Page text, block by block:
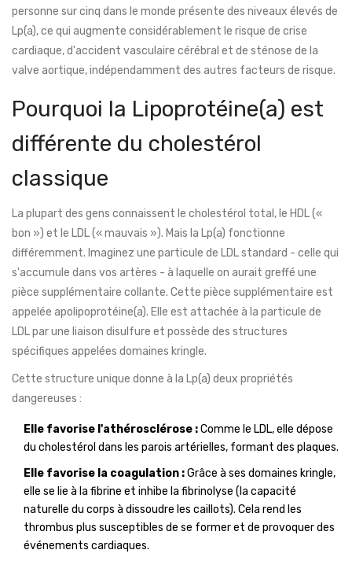
personne sur cinq dans le monde présente des niveaux élevés de
Lp(a), ce qui augmente considérablement le risque de crise
cardiaque, d'accident vasculaire cérébral et de sténose de la
valve aortique, indépendamment des autres facteurs de risque.
Pourquoi la Lipoprotéine(a) est
différente du cholestérol
classique
La plupart des gens connaissent le cholestérol total, le HDL («
bon ») et le LDL (« mauvais »). Mais la Lp(a) fonctionne
différemment. Imaginez une particule de LDL standard - celle qui
s'accumule dans vos artères - à laquelle on aurait greffé une
pièce supplémentaire collante. Cette pièce supplémentaire est
appelée apolipoprotéine(a). Elle est attachée à la particule de
LDL par une liaison disulfure et possède des structures
spécifiques appelées domaines kringle.
Cette structure unique donne à la Lp(a) deux propriétés
dangereuses :
Elle favorise l'athérosclérose :Comme le LDL, elle dépose
du cholestérol dans les parois artérielles, formant des plaques.
Elle favorise la coagulation :Grâce à ses domaines kringle,
elle se lie à la fibrine et inhibe la fibrinolyse (la capacité
naturelle du corps à dissoudre les caillots). Cela rend les
thrombus plus susceptibles de se former et de provoquer des
événements cardiaques.